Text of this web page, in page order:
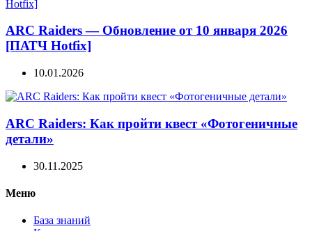
ARC Raiders — Обновление от 10 января 2026
[ПАТЧ Hotfix]
10.01.2026
ARC Raiders: Как пройти квест «Фотогеничные
детали»
30.11.2025
Меню
База знаний